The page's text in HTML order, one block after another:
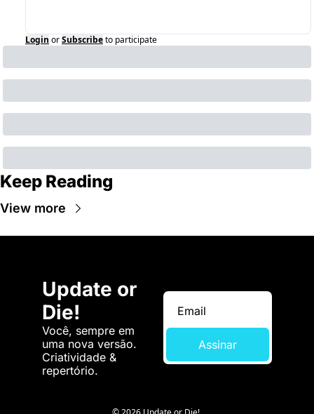
Login orSubscribeto participate
Keep Reading
View more
Update or
Die!
Você, sempre em
uma nova versão.
Criatividade &
repertório.
Assinar